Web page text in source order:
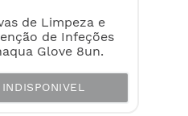
de Limpeza e
de Infeções
Glove 8un.
INDISPONIVEL